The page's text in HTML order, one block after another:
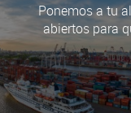
Ponemos a tu
abiertos para